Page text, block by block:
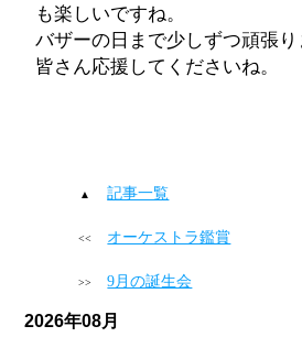
も楽しいですね。
バザーの日まで少しずつ頑張り
皆さん応援してくださいね。
記事一覧
オーケストラ鑑賞
9月の誕生会
2026年08月